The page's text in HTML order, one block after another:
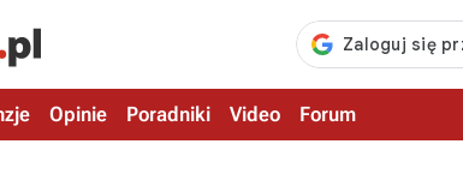
Opinie Poradniki Video Forum